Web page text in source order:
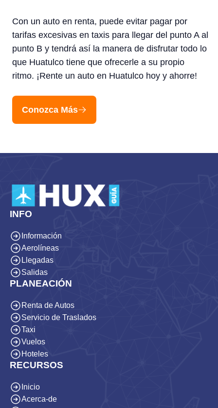
Con un auto en renta, puede evitar pagar por
tarifas excesivas en taxis para llegar del punto A al
punto B y tendrá así la manera de disfrutar todo lo
que Huatulco tiene que ofrecerle a su propio
ritmo. ¡Rente un auto en Huatulco hoy y ahorre!
Conozca Más
INFO
Información
Aerolíneas
Llegadas
Salidas
PLANEACIÓN
Renta de Autos
Servicio de Traslados
Taxi
Vuelos
Hoteles
RECURSOS
Inicio
Acerca-de